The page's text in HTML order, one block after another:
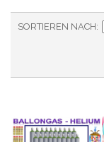
SORTIEREN NACH